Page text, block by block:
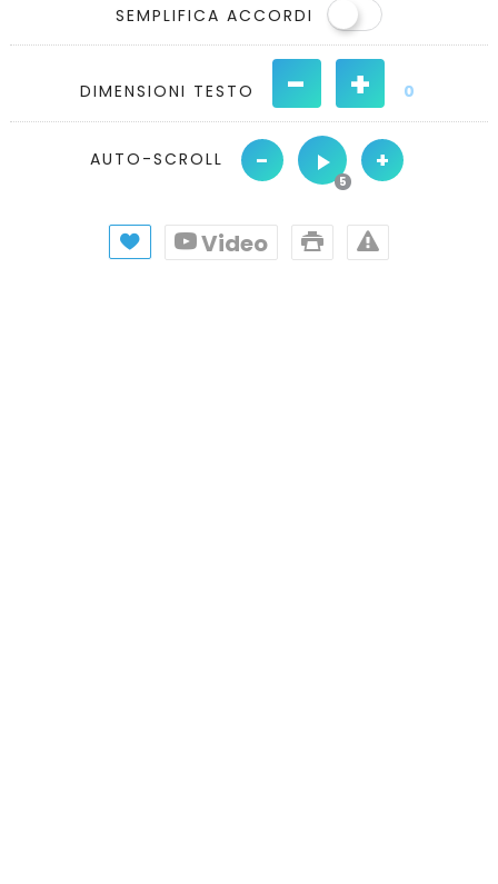
SEMPLIFICA ACCORDI
DIMENSIONI TESTO - + 0
AUTO-SCROLL - +
Video